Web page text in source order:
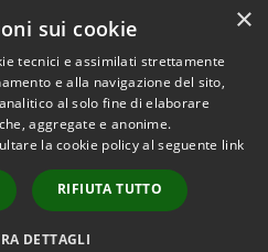
Copyright © 2026 • Comune di
Bordano • Powered by
Municipium•
Accesso
redazione
×
sui cookie
tecnici e assimilati strettamente
e alla navigazione del sito,
al solo fine di elaborare
aggregate e anonime.
la cookie policy al seguente link
RIFIUTA TUTTO
DETTAGLI